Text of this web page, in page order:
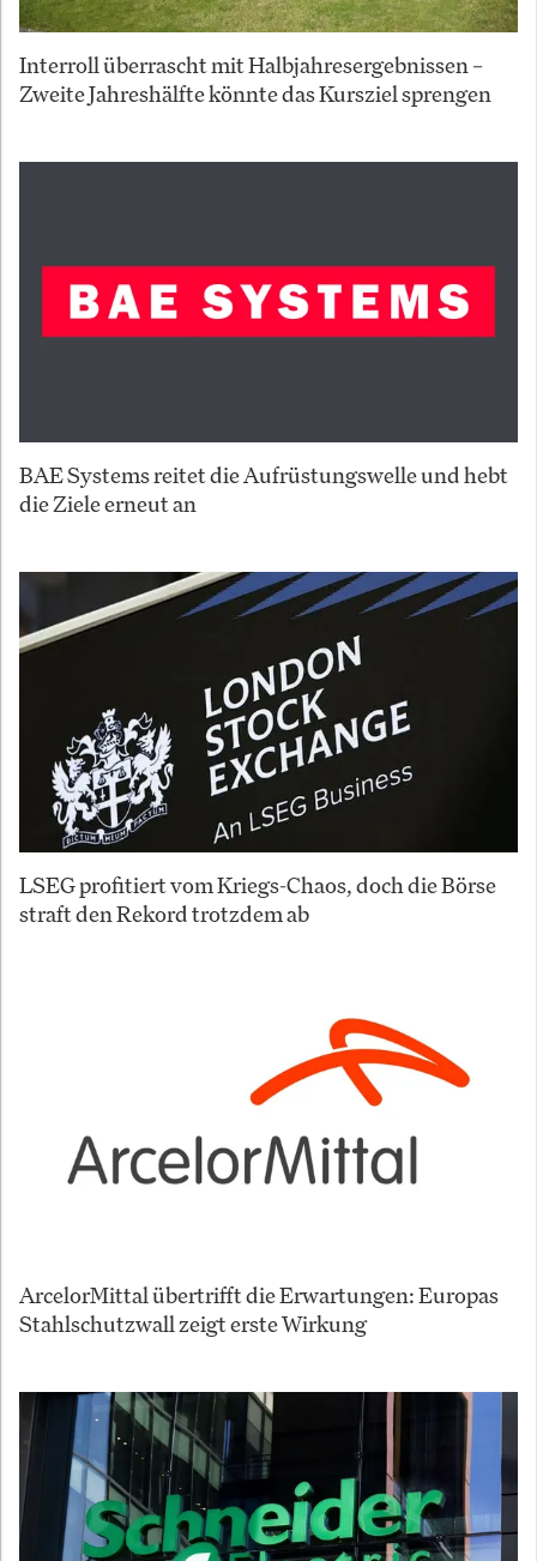
Interroll überrascht mit Halbjahresergebnissen –
Zweite Jahreshälfte könnte das Kursziel sprengen
BAE Systems reitet die Aufrüstungswelle und hebt
die Ziele erneut an
LSEG profitiert vom Kriegs-Chaos, doch die Börse
straft den Rekord trotzdem ab
ArcelorMittal übertrifft die Erwartungen: Europas
Stahlschutzwall zeigt erste Wirkung